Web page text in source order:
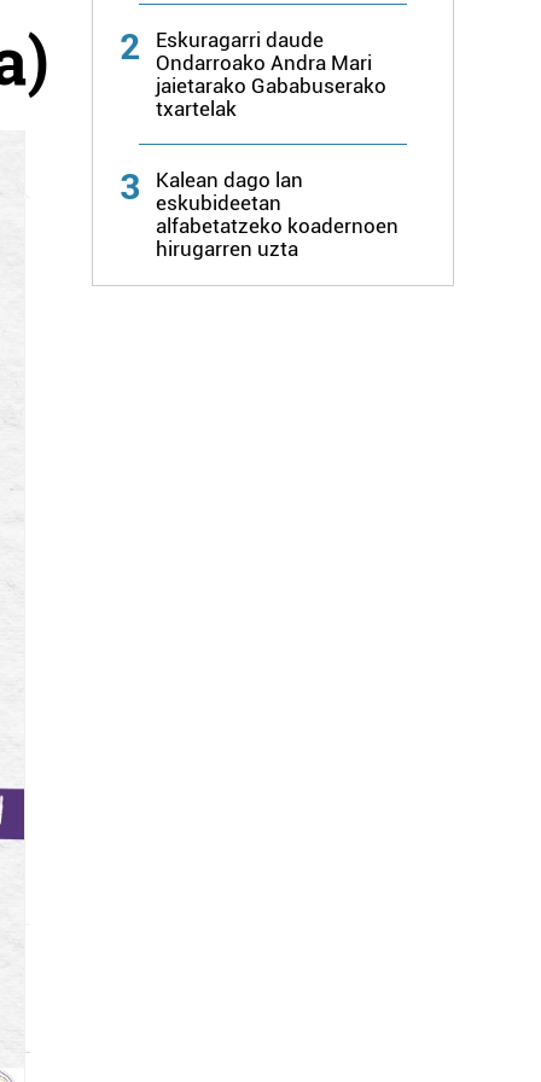
2
Eskuragarri daude
Ondarroako Andra Mari
jaietarako Gababuserako
txartelak
3
Kalean dago lan
eskubideetan
alfabetatzeko koadernoen
hirugarren uzta